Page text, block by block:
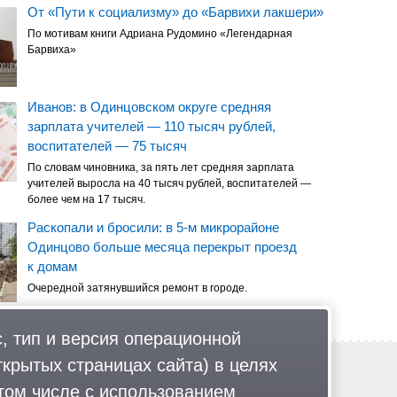
От «Пути к социализму» до «Барвихи лакшери»
По мотивам книги Адриана Рудомино «Легендарная
Барвиха»
Иванов: в Одинцовском округе средняя
зарплата учителей — 110 тысяч рублей,
воспитателей — 75 тысяч
По словам чиновника, за пять лет средняя зарплата
учителей выросла на 40 тысяч рублей, воспитателей —
более чем на 17 тысяч.
Раскопали и бросили: в 5-м микрорайоне
Одинцово больше месяца перекрыт проезд
к домам
Очередной затянувшийся ремонт в городе.
Обратная связь
Политика обработки персональных данных
тип и версия операционной
страницах сайта) в целях
числе с использованием